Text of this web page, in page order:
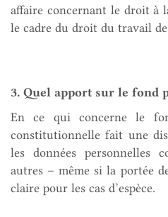
affaire concernant le droit à
le cadre du droit du travail
3. Quel apport sur le fond
En ce qui concerne le
constitutionnelle fait une
les données personnelles
autres – même si la portée
claire pour les cas d’espèce.